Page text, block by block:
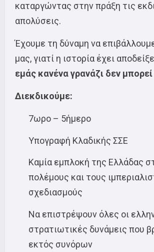
καταργώντας στην πράξη τις
απολύσεις.
Έχουμε τη δύναμη να
μας, γιατί η ιστορία έχει
εμάς κανένα γρανάζι δεν μπορεί
Διεκδικούμε:
7ωρο – 5ήμερο
Υπογραφή Κλαδικής ΣΣΕ
Καμία εμπλοκή της Ελλάδας
πολέμους και τους
σχεδιασμούς
Να επιστρέψουν όλες οι
στρατιωτικές δυνάμεις που
εκτός συνόρων